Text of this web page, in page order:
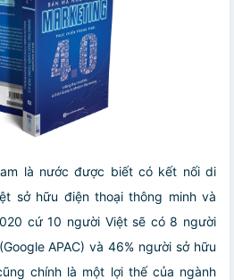
là nước được biết có kết nối di
sở hữu điện thoại thông minh và
cứ 10 người Việt sẽ có 8 người
APAC) và 46% người sở hữu
chính là một lợi thế của ngành